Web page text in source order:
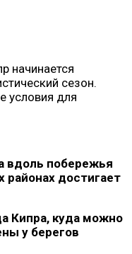
начинается
сезон.
условия для
вдоль побережья
районах достигает
Кипра, куда можно
у берегов